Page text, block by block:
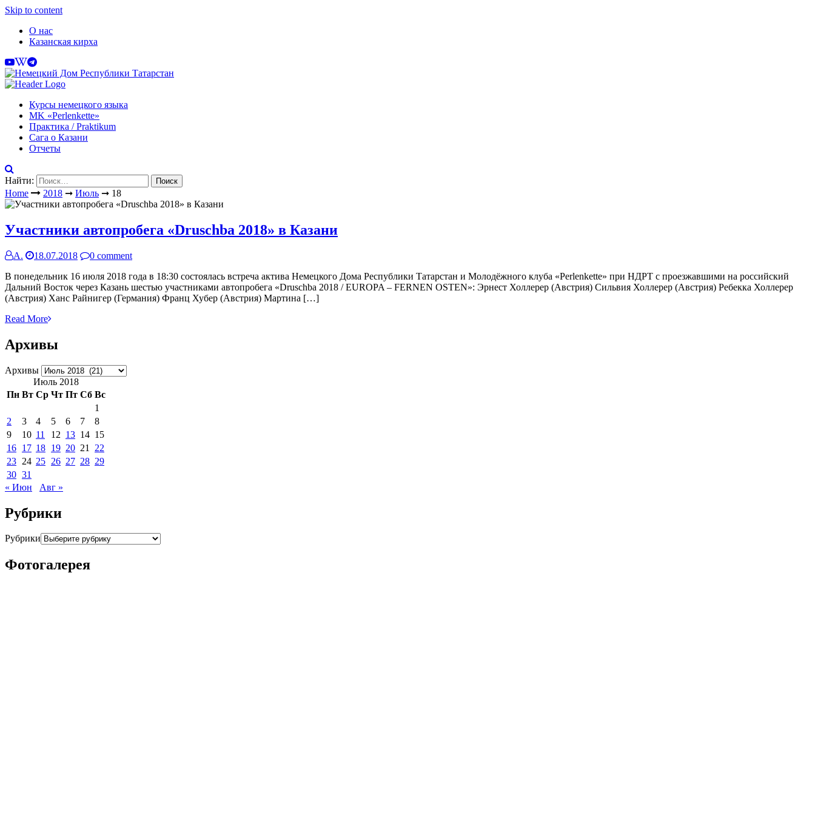
Skip to content
О нас
Казанская кирха
Курсы немецкого языка
МK «Perlenkette»
Практика / Praktikum
Сага о Казани
Отчеты
Найти:
Home
2018 ➞ Июль ➞ 18
Участники автопробега «Druschba 2018» в Казани
А. 18.07.2018
0 comment
В понедельник 16 июля 2018 года в 18:30 состоялась встреча актива Немецкого Дома Республики Татарстан и Молодёжного клуба «Perlenkette» при НДРТ с проезжавшими на российский
Дальний Восток через Казань шестью участниками автопробега «Druschba 2018 / EUROPA – FERNEN OSTEN»: Эрнест Холлерер (Австрия) Сильвия Холлерер (Австрия) Ребекка Холлерер
(Австрия) Ханс Райнигер (Германия) Франц Хубер (Австрия) Мартина […]
Read More
Архивы
Архивы
Июль 2018
Пн Вт Ср Чт Пт Сб Вс
1
2
3 4 5 6 7
8
9
10 11 12 13 14 15
16 17 18 19 20 21
22
23 24 25 26 27 28 29
30 31
« Июн
Авг »
Рубрики
Рубрики
Фотогалерея